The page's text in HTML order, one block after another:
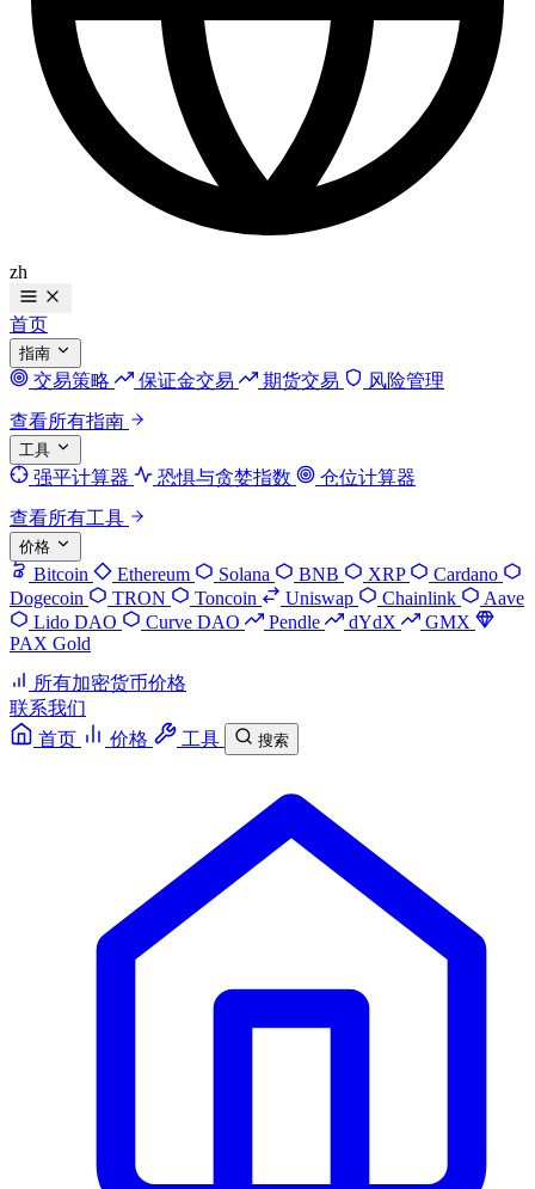
zh
首页
指南
交易策略 保证金交易 期货交易
风险管理
查看所有指南
工具
强平计算器 恐惧与贪婪指数
仓位计算器
查看所有工具
价格
Bitcoin Ethereum Solana BNB XRP
Cardano
Dogecoin
TRON Toncoin Uniswap Chainlink
Aave
Lido DAO
Curve DAO Pendle dYdX
GMX
PAX Gold
所有加密货币价格
联系我们
首页
价格 工具 搜索